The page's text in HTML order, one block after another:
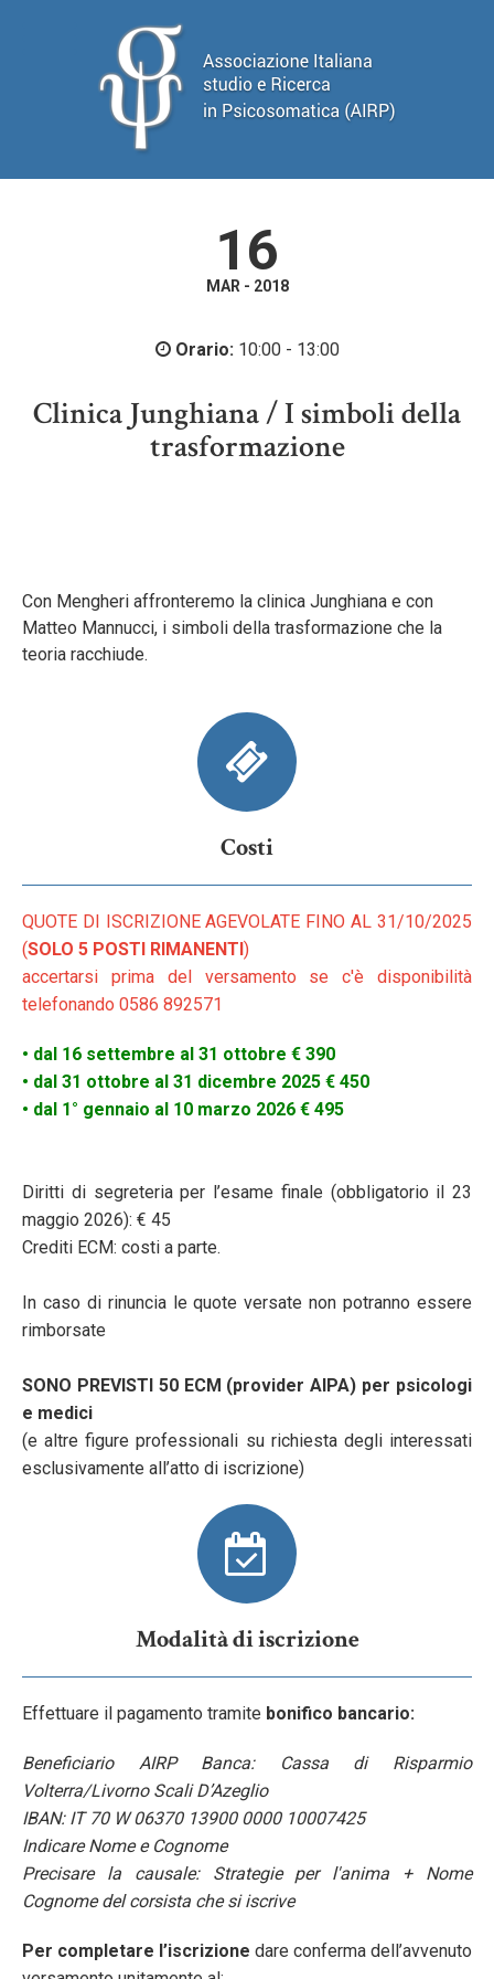
16
MAR - 2018
Orario:10:00 - 13:00
Clinica Junghiana / I simboli della
trasformazione
Con Mengheri affronteremo la clinica Junghiana e con
Matteo Mannucci, i simboli della trasformazione che la
teoria racchiude.
Costi
QUOTE DI ISCRIZIONE AGEVOLATE FINO AL 31/10/2025
(SOLO 5 POSTI RIMANENTI)
accertarsi prima del versamento se c'è disponibilità
telefonando 0586 892571
• dal 16 settembre al 31 ottobre € 390
• dal 31 ottobre al 31 dicembre 2025 € 450
• dal 1° gennaio al 10 marzo 2026 € 495
Diritti di segreteria per l’esame finale (obbligatorio il 23
maggio 2026): € 45
Crediti ECM: costi a parte.
In caso di rinuncia le quote versate non potranno essere
rimborsate
SONO PREVISTI 50 ECM (provider AIPA) per psicologi
e medici
(e altre figure professionali su richiesta degli interessati
esclusivamente all’atto di iscrizione)
Modalità di iscrizione
Effettuare il pagamento tramite bonifico bancario:
Beneficiario AIRP Banca: Cassa di Risparmio
Volterra/Livorno Scali D’Azeglio
IBAN: IT 70 W 06370 13900 0000 10007425
Indicare Nome e Cognome
Precisare la causale: Strategie per l'anima + Nome
Cognome del corsista che si iscrive
Per completare l’iscrizione dare conferma dell’avvenuto